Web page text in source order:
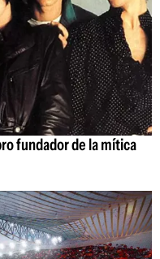
fundador de la mítica